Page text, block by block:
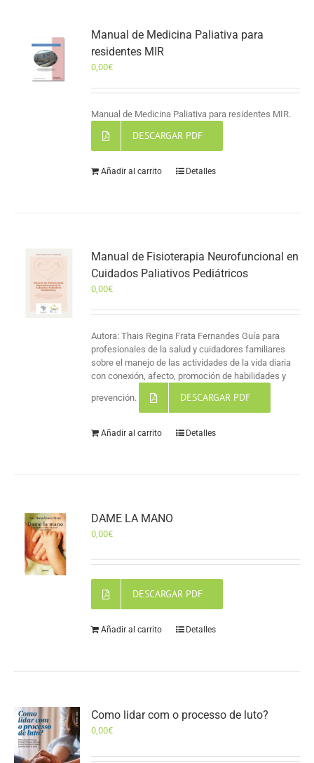
Manual de Medicina Paliativa para
residentes MIR
0,00€
Manual de Medicina Paliativa para residentes MIR.
DESCARGAR PDF
Añadir al carrito Detalles
Manual de Fisioterapia Neurofuncional en
Cuidados Paliativos Pediátricos
0,00€
Autora: Thais Regina Frata Fernandes Guía para
profesionales de la salud y cuidadores familiares
sobre el manejo de las actividades de la vida diaria
con conexión, afecto, promoción de habilidades y
prevención. DESCARGAR PDF
Añadir al carrito Detalles
DAME LA MANO
0,00€
DESCARGAR PDF
Añadir al carrito Detalles
Como lidar com o processo de luto?
0,00€